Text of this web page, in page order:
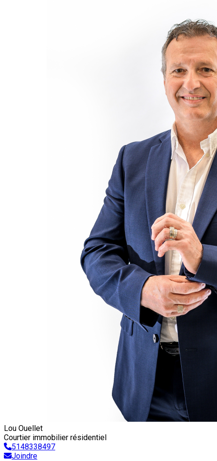
Lou Ouellet
Courtier immobilier résidentiel
5148338497
Joindre